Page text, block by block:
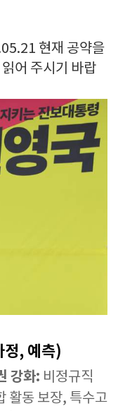
현재 공약을
어 주시기 바랍
정, 예측)
강화: 비정규직
활동 보장, 특수고